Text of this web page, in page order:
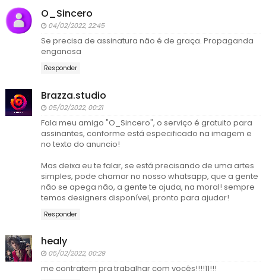
O_Sincero
04/02/2022, 22:45
Se precisa de assinatura não é de graça. Propaganda
enganosa
Responder
Brazza.studio
05/02/2022, 00:21
Fala meu amigo "O_Sincero", o serviço é gratuito para
assinantes, conforme está especificado na imagem e
no texto do anuncio!
Mas deixa eu te falar, se está precisando de uma artes
simples, pode chamar no nosso whatsapp, que a gente
não se apega não, a gente te ajuda, na moral! sempre
temos designers disponível, pronto para ajudar!
Responder
healy
05/02/2022, 00:29
me contratem pra trabalhar com vocês!!!!11!!!